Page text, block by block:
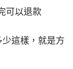
可以退款
這樣，就是方